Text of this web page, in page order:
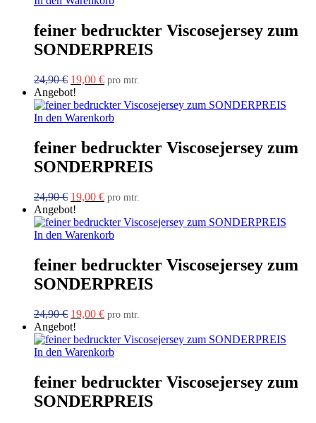
feiner bedruckter Viscosejersey zum
SONDERPREIS
24,90€ Ursprünglicher
Preis
war:
24,90 €
19,00 €Aktueller
ist:
19,00 €.
pro mtr.
Angebot!
In den Warenkorb
feiner bedruckter Viscosejersey zum
SONDERPREIS
24,90€ Ursprünglicher
Preis
war:
24,90 €
19,00 €Aktueller
ist:
19,00 €.
pro mtr.
Angebot!
In den Warenkorb
feiner bedruckter Viscosejersey zum
SONDERPREIS
24,90€ Ursprünglicher
Preis
war:
24,90 €
19,00 €Aktueller
ist:
19,00 €.
pro mtr.
Angebot!
In den Warenkorb
feiner bedruckter Viscosejersey zum
SONDERPREIS